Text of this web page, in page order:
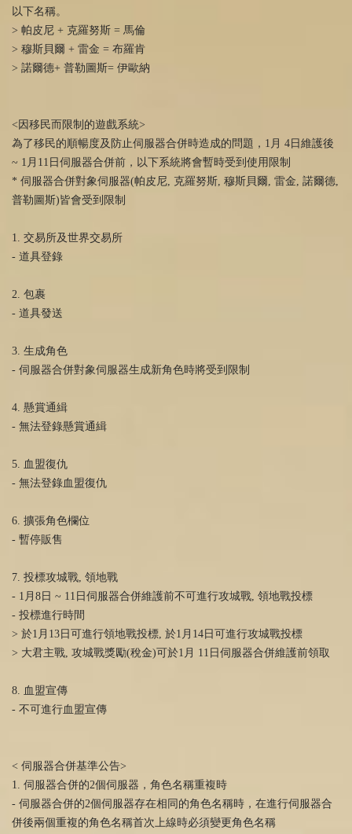
以下名稱。
> 帕皮尼 + 克羅努斯 = 馬倫
> 穆斯貝爾 + 雷金 = 布羅肯
> 諾爾德+ 普勒圖斯= 伊歐納
<因移民而限制的遊戲系統>
為了移民的順暢度及防止伺服器合併時造成的問題，1月 4日維護後
~ 1月11日伺服器合併前，以下系統將會暫時受到使用限制
* 伺服器合併對象伺服器(帕皮尼, 克羅努斯, 穆斯貝爾, 雷金, 諾爾德,
普勒圖斯)皆會受到限制
1. 交易所及世界交易所
- 道具登錄
2. 包裹
- 道具發送
3. 生成角色
- 伺服器合併對象伺服器生成新角色時將受到限制
4. 懸賞通緝
- 無法登錄懸賞通緝
5. 血盟復仇
- 無法登錄血盟復仇
6. 擴張角色欄位
- 暫停販售
7. 投標攻城戰, 領地戰
- 1月8日 ~ 11日伺服器合併維護前不可進行攻城戰, 領地戰投標
- 投標進行時間
> 於1月13日可進行領地戰投標, 於1月14日可進行攻城戰投標
> 大君主戰, 攻城戰獎勵(稅金)可於1月 11日伺服器合併維護前領取
8. 血盟宣傳
- 不可進行血盟宣傳
< 伺服器合併基準公告>
1. 伺服器合併的2個伺服器，角色名稱重複時
- 伺服器合併的2個伺服器存在相同的角色名稱時，在進行伺服器合
併後兩個重複的角色名稱首次上線時必須變更角色名稱